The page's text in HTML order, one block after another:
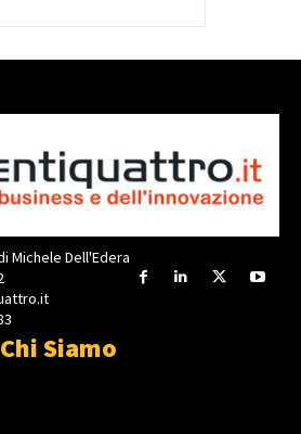
Michele Dell'Edera
Chi Siamo